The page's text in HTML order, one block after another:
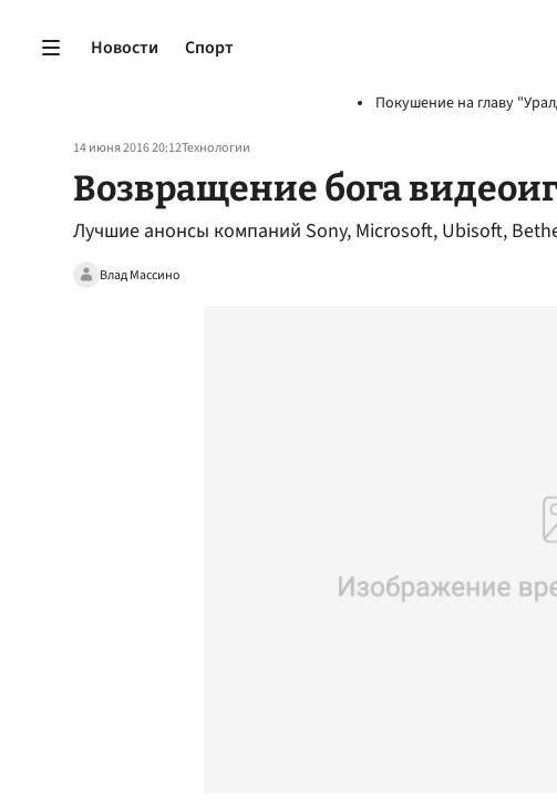
Новости Спорт
Покушение на главу
14 июня 2016 20:12Технологии
Возвращение бога
Лучшие анонсы компаний Sony, Microsoft, Ubisoft,
Влад Массино